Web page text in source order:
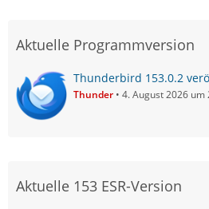
Aktuelle Programmversion
Thunderbird 153.0.2
Thunder 4. August 2026 um
Aktuelle 153 ESR-Version